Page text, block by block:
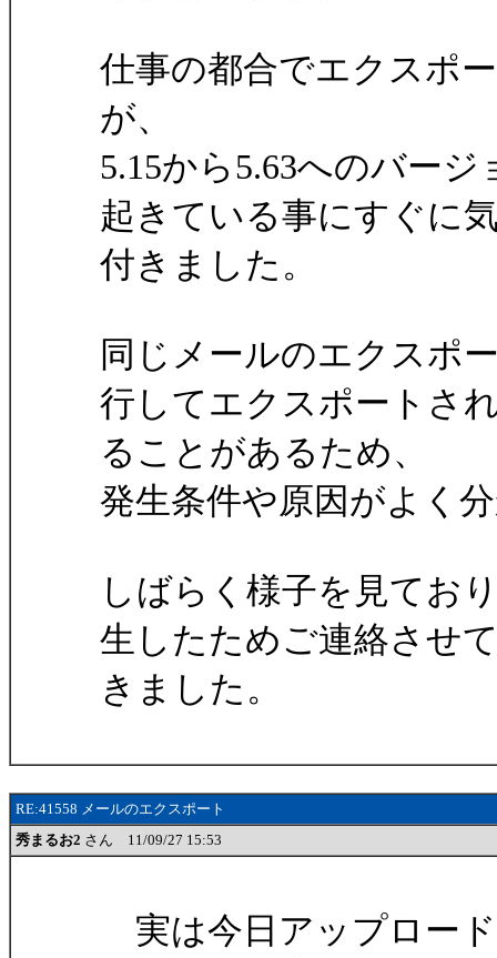
仕事の都合でエクスポ
が、
5.15から5.63へのバー
起きている事にすぐに
付きました。
同じメールのエクスポ
行してエクスポートさ
ることがあるため、
発生条件や原因がよく
しばらく様子を見てお
生したためご連絡させ
きました。
RE:41558 メールのエクスポート
秀まるお2 さん 11/09/27 15:53
実は今日アップロー